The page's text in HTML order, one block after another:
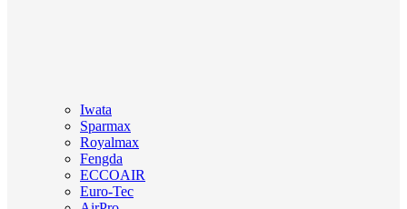
Iwata
Sparmax
Royalmax
Fengda
ECCOAIR
Euro-Tec